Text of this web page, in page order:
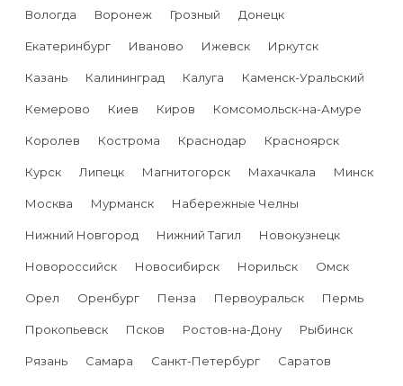
Вологда Воронеж Грозный Донецк
Екатеринбург Иваново Ижевск Иркутск
Казань Калининград Калуга Каменск-Уральский
Кемерово Киев Киров Комсомольск-на-Амуре
Королев Кострома Краснодар Красноярск
Курск Липецк Магнитогорск Махачкала Минск
Москва Мурманск Набережные Челны
Нижний Новгород Нижний Тагил Новокузнецк
Новороссийск Новосибирск Норильск Омск
Орел Оренбург Пенза Первоуральск Пермь
Прокопьевск Псков Ростов-на-Дону Рыбинск
Рязань Самара Санкт-Петербург Саратов